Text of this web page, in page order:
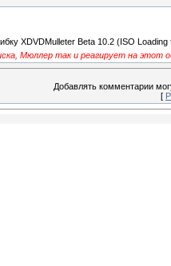
XDVDMulleter Beta 10.2 (ISO
Мюллер так и реагирует на этот
Добавлять комментарии
[